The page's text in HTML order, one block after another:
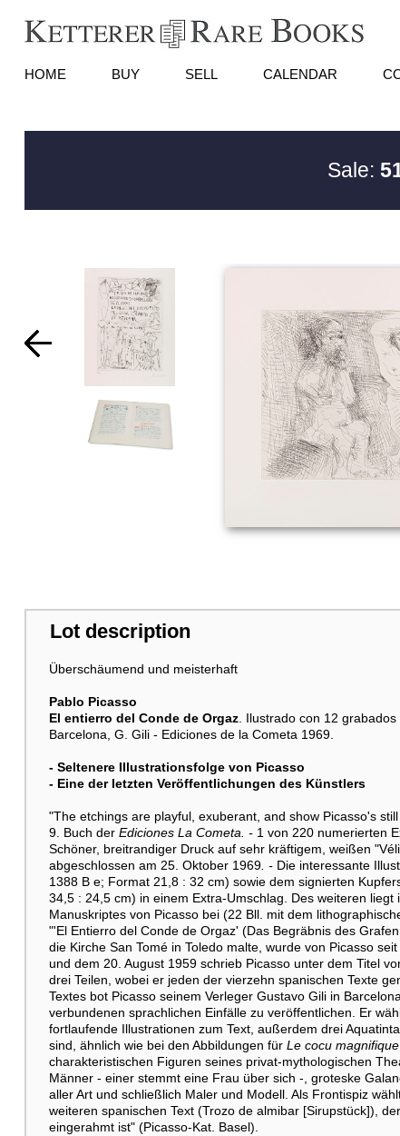
HOME BUY SELL CALENDAR
Sale:
Lot description
Überschäumend und meisterhaft
Pablo Picasso
El entierro del Conde de Orgaz. Ilustrado con 12 grabados
Barcelona, G. Gili - Ediciones de la Cometa 1969.
- Seltenere Illustrationsfolge von Picasso
- Eine der letzten Veröffentlichungen des Künstlers
"The etchings are playful, exuberant, and show Picasso's
9. Buch der Ediciones La Cometa. - 1 von 220 numerierten
Schöner, breitrandiger Druck auf sehr kräftigem, weißen
abgeschlossen am 25. Oktober 1969. - Die interessante
1388 B e; Format 21,8 : 32 cm) sowie dem signierten
34,5 : 24,5 cm) in einem Extra-Umschlag. Des weiteren
Manuskriptes von Picasso bei (22 Bll. mit dem
"'El Entierro del Conde de Orgaz' (Das Begräbnis des
die Kirche San Tomé in Toledo malte, wurde von Picasso
und dem 20. August 1959 schrieb Picasso unter dem Titel
drei Teilen, wobei er jeden der vierzehn spanischen Texte
Textes bot Picasso seinem Verleger Gustavo Gili in
verbundenen sprachlichen Einfälle zu veröffentlichen. Er
fortlaufende Illustrationen zum Text, außerdem drei
sind, ähnlich wie bei den Abbildungen für Le cocu magnifique
charakteristischen Figuren seines privat-mythologischen
Männer - einer stemmt eine Frau über sich -, groteske
aller Art und schließlich Maler und Modell. Als Frontispiz
weiteren spanischen Text (Trozo de almibar [Sirupstück]),
eingerahmt ist" (Picasso-Kat. Basel).